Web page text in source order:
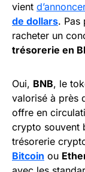
vient
de dollars. Pas
racheter un
trésorerie en
Oui, BNB, le
valorisé à près
offre en
crypto souvent
trésorerie
Bitcoin ou